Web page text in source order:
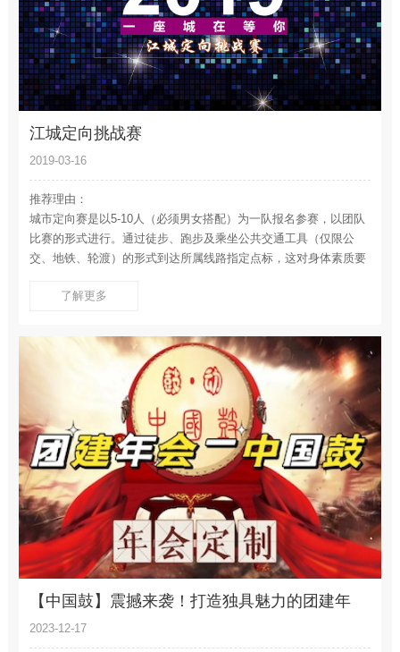
江城定向挑战赛
2019-03-16
推荐理由：
城市定向赛是以5-10人（必须男女搭配）为一队报名参赛，以团队
比赛的形式进行。通过徒步、跑步及乘坐公共交通工具（仅限公
交、地铁、轮渡）的形式到达所属线路指定点标，这对身体素质要
到达所有指定点标完成所有任务。
了解更多
【中国鼓】震撼来袭！打造独具魅力的团建年
会，共创激情四溢的团队乐章！
2023-12-17